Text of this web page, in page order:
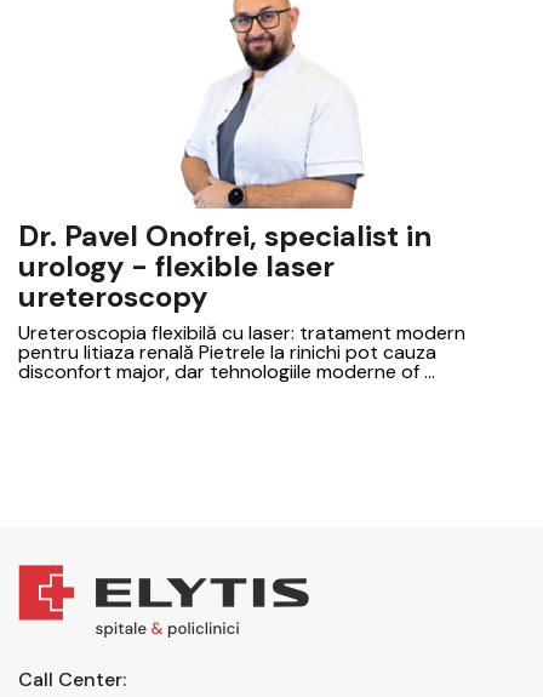
Dr. Pavel Onofrei, specialist in
urology - flexible laser
ureteroscopy
Ureteroscopia flexibilă cu laser: tratament modern
pentru litiaza renală Pietrele la rinichi pot cauza
disconfort major, dar tehnologiile moderne of ...
Call Center: